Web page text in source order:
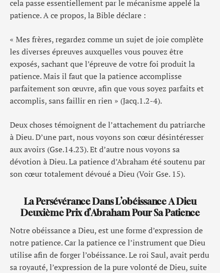
cela passe essentiellement par le mécanisme appelé la
patience. A ce propos, la Bible déclare :
« Mes frères, regardez comme un sujet de joie complète
les diverses épreuves auxquelles vous pouvez être
exposés, sachant que l’épreuve de votre foi produit la
patience. Mais il faut que la patience accomplisse
parfaitement son œuvre, afin que vous soyez parfaits et
accomplis, sans faillir en rien » (Jacq.1.2-4).
Deux choses témoignent de l’attachement du patriarche
à Dieu. D’une part, nous voyons son cœur désintéresser
aux avoirs (Gse.14.23). Et d’autre nous voyons sa
dévotion à Dieu. La patience d’Abraham été soutenu par
son cœur totalement dévoué a Dieu (Voir Gse. 15).
La Persévérance Dans L’obéissance A Dieu
Deuxième Prix d’Abraham Pour Sa Patience
Notre obéissance a Dieu, est une forme d’expression de
notre patience. Car la patience ce l’instrument que Dieu
utilise afin de forger l’obéissance. Le roi Saul, avait perdu
sa royauté, l’expression de la pure volonté de Dieu, suite